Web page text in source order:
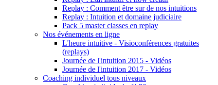
Replay : Comment être sur de nos intuitions
Replay : Intuition et domaine judiciaire
Pack 5 master classes en replay
Nos événements en ligne
L'heure intuitive - Visioconférences gratuites
(replays)
Journée de l'intuition 2015 - Vidéos
Journée de l'intuition 2017 - Vidéos
Coaching individuel tous niveaux